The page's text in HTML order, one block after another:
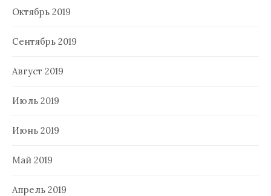
Октябрь 2019
Сентябрь 2019
Август 2019
Июль 2019
Июнь 2019
Май 2019
Апрель 2019